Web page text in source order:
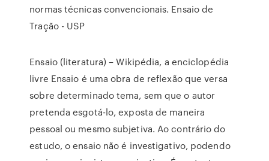
normas técnicas convencionais. Ensaio de
Tração - USP
Ensaio (literatura) – Wikipédia, a enciclopédia
livre Ensaio é uma obra de reflexão que versa
sobre determinado tema, sem que o autor
pretenda esgotá-lo, exposta de maneira
pessoal ou mesmo subjetiva. Ao contrário do
estudo, o ensaio não é investigativo, podendo